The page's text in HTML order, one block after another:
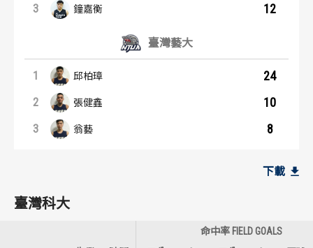
3 鐘嘉衡 12
臺灣藝大
1 邱柏璋 24
2 張健鑫 10
3 翁藝 8
1
1
下載
臺灣科大
命中率 FIELD GOALS